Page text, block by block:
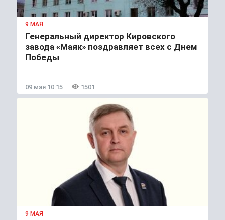
9 МАЯ
Генеральный директор Кировского
завода «Маяк» поздравляет всех с Днем
Победы
09 мая 10:15 1501
9 МАЯ